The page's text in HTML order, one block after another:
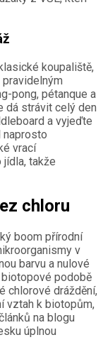
koupaliště,
pong, pétanque a
dá strávit celý den
a vyjeďte
naprosto
vrací
takže
chloru
boom přírodní
v
barvu a nulové
podobě
chlorové dráždění,
vztah k biotopům,
na blogu
úplnou